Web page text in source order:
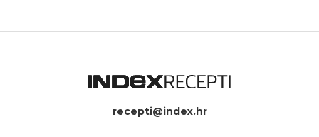
recepti@index.hr